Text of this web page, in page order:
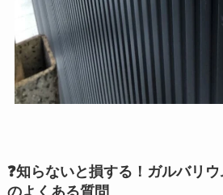
❓知らないと損する！ガルバリ